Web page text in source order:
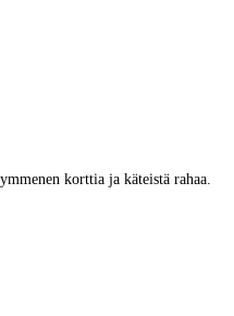
korttia ja käteistä rahaa.